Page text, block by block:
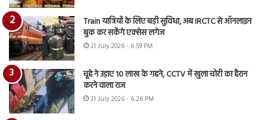
Train यात्रियों के लिए बड़ी सुविधा, अब IRCTC से ऑनलाइन
बुक कर सकेंगे एक्सेस लगेज
31 July 2026 - 6:59 PM
चूहे ने उड़ाए 10 लाख के गहने, CCTV में खुला चोरी का हैरान
करने वाला राज
31 July 2026 - 6:26 PM